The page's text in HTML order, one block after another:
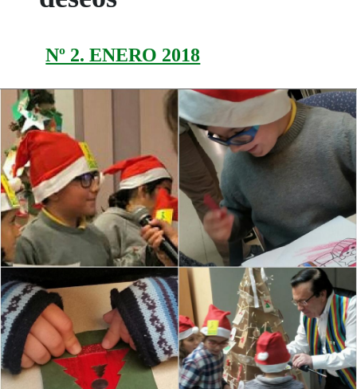
Nº 2. ENERO 2018